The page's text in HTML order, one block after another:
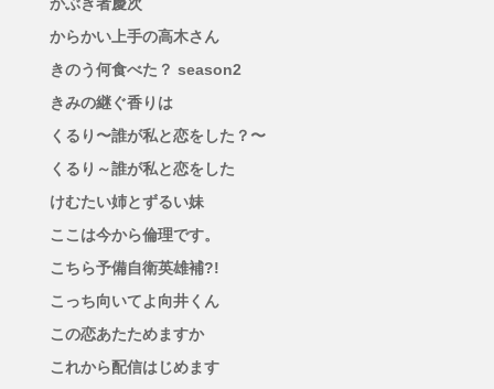
からかい上手の高木さん
きのう何食べた？ season2
きみの継ぐ香りは
くるり〜誰が私と恋をした？〜
くるり～誰が私と恋をした
けむたい姉とずるい妹
ここは今から倫理です。
こちら予備自衛英雄補?!
こっち向いてよ向井くん
この恋あたためますか
これから配信はじめます